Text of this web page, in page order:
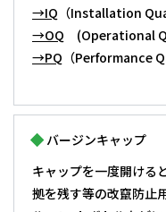
→IQ （Installation
→OQ (Operational
→PQ （Performance
バージンキャップ
キャップを一度開ける
拠を残す等の改竄防止